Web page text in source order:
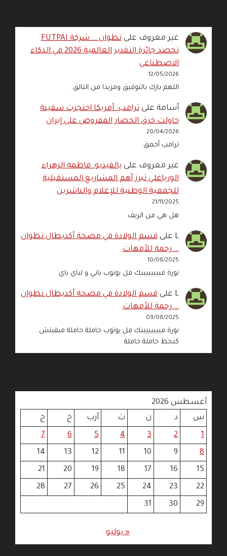
غير معروف على
تطوان … شركة FUTPAI
تحصد جائزة التقدير العالمية 2026 في الذكاء
الاصطناعي
12/05/2026
اللهم بارك بالتوفيق ومزيدا من التالق.
أسامة علىترامب: أمريكا احتجزت سفينة
حاولت خرق الحصار المفروض على إيران
20/04/2026
ترامب أحمق
غير معروف علىبالفيديو: فاطمة الزهراء
الورياغلي تبرز أهم المشاريع المستقبلية
للجمعية الوطنية للإعلام والناشرين
21/11/2025
هل هي من الريف
L علىقسم الولادة في مصحة أكديطال تطوان
… رحمة للأمهات
10/08/2025
نورة فييييييينك فل يوتوب باني و لباي باي
L علىقسم الولادة في مصحة أكديطال تطوان
… رحمة للأمهات
09/08/2025
نورة فييييييينك فل يوتوب حاملة حاملة مبقيتش
كتحط حاملة حاملة
أغسطس 2026
س
د ن ث أرب خ
ج
1
2
3
4
5
6
7
8
9
10
11
12
13
14
15
16
17
18
19
20
21
22
23
24
25
26
27
28
29
30
31
« يوليو